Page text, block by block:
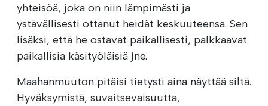
yhteisöä, joka on niin lämpimästi ja
ystävällisesti ottanut heidät keskuuteensa. Sen
lisäksi, että he ostavat paikallisesti, palkkaavat
paikallisia käsityöläisiä jne.
Maahanmuuton pitäisi tietysti aina näyttää siltä.
Hyväksymistä, suvaitsevaisuutta,